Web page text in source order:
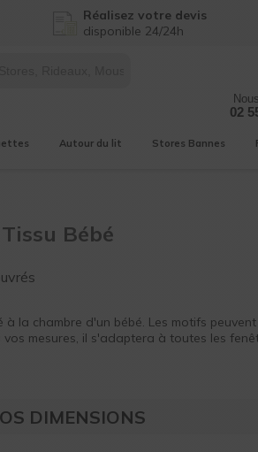
Réalisezvotre devis
disponible 24/24h
02
Autour du lit Stores Bannes
Bébé
la chambre d'un bébé. Les motifs
mesures, il s'adaptera à toutes les
DIMENSIONS